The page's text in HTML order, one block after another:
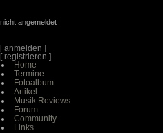
nicht angemeldet
[anmelden ]
[registrieren ]
Home
Termine
Fotoalbum
Artikel
Musik Reviews
Forum
Community
Links